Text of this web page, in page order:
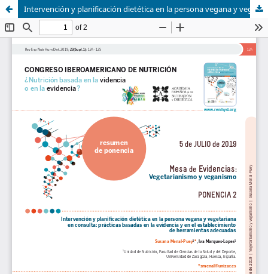
Intervención y planificación dietética en la persona vegana y vegetariana en consulta: prácticas basadas en la evidencia y en el establecimiento de herramientas adecuadas